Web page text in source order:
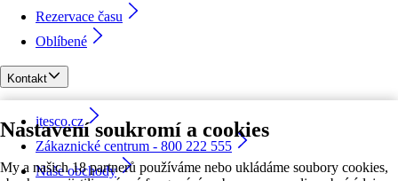
Nastavení soukromí a cookies
My a našich 18 partnerů používáme nebo ukládáme soubory cookies,
Rezervace času
Oblíbené
Kontakt
itesco.cz
Zákaznické centrum - 800 222 555
Naše obchody